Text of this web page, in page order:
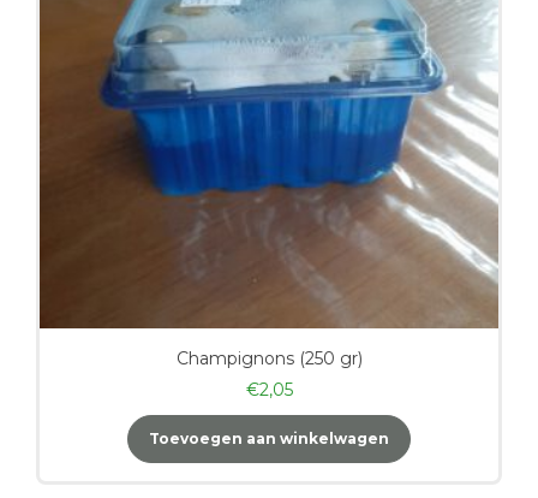
Champignons (250 gr)
€2,05
Toevoegen aan winkelwagen